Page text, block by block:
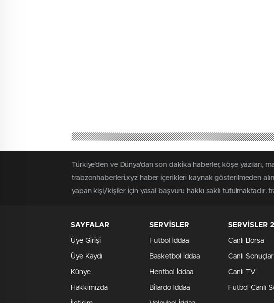
Türkiye'den ve Dünya’dan son dakika haberler, köşe
trabzonhaberleri.xyz haber içerikleri kaynak gösterilmeden
yapan kişi/kişiler için yasal başvuru hakkı saklı
SAYFALAR
Üye Girişi
Üye Kaydı
Künye
Hakkımızda
SERVİSLER
Futbol İddaa
Basketbol İddaa
Hentbol İddaa
Bilardo İddaa
SERVİSLER 2
Canlı Borsa
Canlı Sonuçlar
Canlı TV
Futbol Canlı